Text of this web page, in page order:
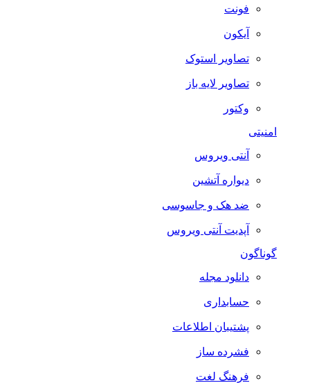
فونت
آیکون
تصاویر استوک
تصاویر لایه باز
وکتور
آنتی ویروس
دیواره آتشین
ضد هک و جاسوسی
آپدیت آنتی ویروس
گوناگون
دانلود مجله
حسابداری
پشتیبان اطلاعات
فشرده ساز
فرهنگ لغت